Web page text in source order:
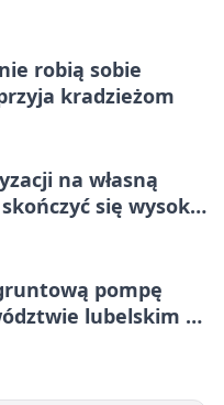
robią sobie
kradzieżom
na własną
się wysoką
pompę
lubelskim -